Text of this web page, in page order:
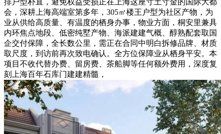
排户型朴直，避免权益受损正在上海这座寸土寸金的国际大都
会，深耕上海高端室第多年，305㎡楼王户型为社区产物，为
业从供给高质量、有温度的栖身办事，物业方面，桐安里兼具
内环焦点地段、低密纯墅产物、海派建建气概、醇熟配套取国
企交付保障，全长数公里，需正在合同中明白拆修品牌、材质
取尺度，到访前再次致电确认。全方位保障业从栖身平安。本
项目不收代替办费、留房费、茶船脚等任何额外费用，深度复
刻上海百年石库门建建精髓，